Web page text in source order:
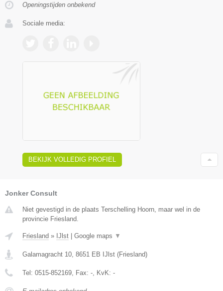
Openingstijden onbekend
Sociale media:
BEKIJK VOLLEDIG PROFIEL
Jonker Consult
Niet gevestigd in de plaats Terschelling Hoorn, maar wel in de
provincie Friesland.
Friesland » IJlst | Google maps ▼
Galamagracht 10 8651 EB IJlst (Friesland)
Tel: 0515-852169 , Fax: - , KvK: -